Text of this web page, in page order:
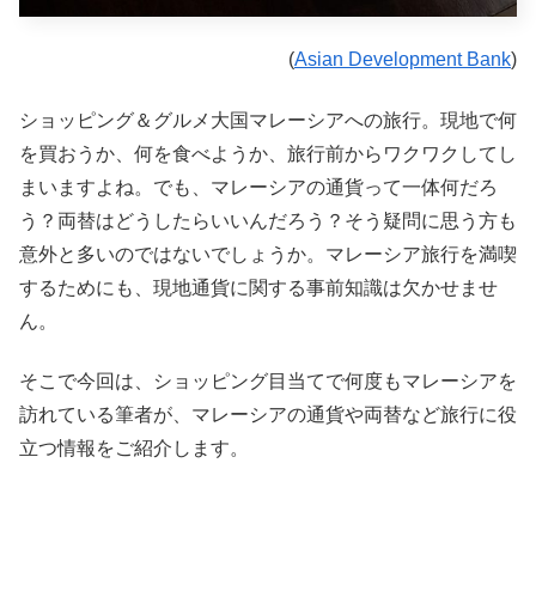
(Asian Development Bank)
ショッピング＆グルメ大国マレーシアへの旅行。現地で何
を買おうか、何を食べようか、旅行前からワクワクしてし
まいますよね。でも、マレーシアの通貨って一体何だろ
う？両替はどうしたらいいんだろう？そう疑問に思う方も
意外と多いのではないでしょうか。マレーシア旅行を満喫
するためにも、現地通貨に関する事前知識は欠かせませ
ん。
そこで今回は、ショッピング目当てで何度もマレーシアを
訪れている筆者が、マレーシアの通貨や両替など旅行に役
立つ情報をご紹介します。